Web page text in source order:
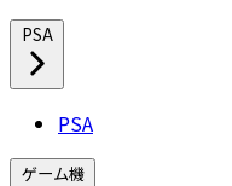
PSA
PSA
ゲーム機